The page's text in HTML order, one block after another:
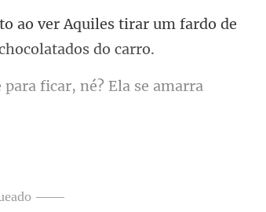
ver Aquiles tirar um fardo de
para ficar, n
——